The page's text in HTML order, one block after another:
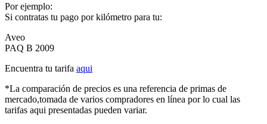
Por ejemplo:
Si contratas tu pago por kilómetro para tu:
Aveo
PAQ B 2009
Encuentra tu tarifa aqui
*La comparación de precios es una referencia de primas de
mercado,tomada de varios compradores en línea por lo cual las
tarifas aqui presentadas pueden variar.